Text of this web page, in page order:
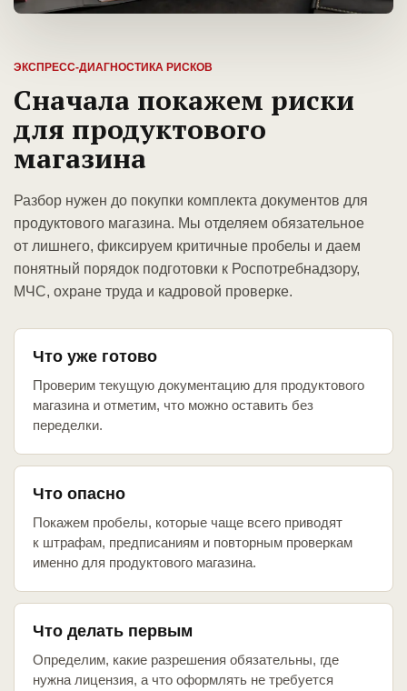
ЭКСПРЕСС-ДИАГНОСТИКА РИСКОВ
Сначала покажем риски
для продуктового
магазина
Разбор нужен до покупки комплекта документов для
продуктового магазина. Мы отделяем обязательное
от лишнего, фиксируем критичные пробелы и даем
понятный порядок подготовки к Роспотребнадзору,
МЧС, охране труда и кадровой проверке.
Что уже готово
Проверим текущую документацию для продуктового
магазина и отметим, что можно оставить без
переделки.
Что опасно
Покажем пробелы, которые чаще всего приводят
к штрафам, предписаниям и повторным проверкам
именно для продуктового магазина.
Что делать первым
Определим, какие разрешения обязательны, где
нужна лицензия, а что оформлять не требуется